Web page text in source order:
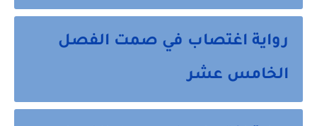
رواية اغتصاب في صمت الفصل
الخامس عشر